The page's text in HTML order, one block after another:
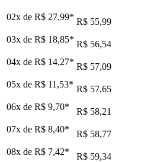
02x de R$ 27,99* R$ 55,99
03x de R$ 18,85* R$ 56,54
04x de R$ 14,27* R$ 57,09
05x de R$ 11,53* R$ 57,65
06x de R$ 9,70*
R$ 58,21
07x de R$ 8,40*
R$ 58,77
08x de R$ 7,42*
R$ 59,34